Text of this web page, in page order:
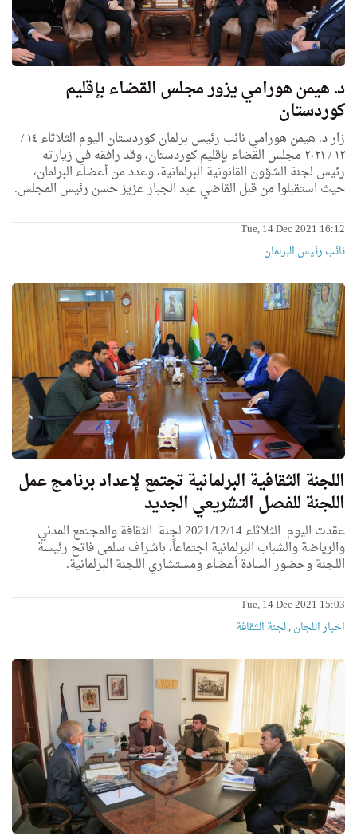
د. هيمن هورامي يزور مجلس القضاء بإقليم
كوردستان
زار د. هيمن هورامي نائب رئيس برلمان كوردستان اليوم الثلاثاء ١٤ /
١٢ / ٢٠٢١ مجلس القضاء بإقليم كوردستان، وقد رافقه في زيارته
رئيس لجنة الشؤون القانونية البرلمانية، وعدد من أعضاء البرلمان،
حيث استقبلوا من قبل القاضي عبد الجبار عزيز حسن رئيس المجلس.
Tue, 14 Dec 2021 16:12
نائب رئیس البرلمان
اللجنة الثقافية البرلمانية تجتمع لإعداد برنامج عمل
اللجنة للفصل التشريعي الجديد
عقدت اليوم الثلاثاء 2021/12/14 لجنة الثقافة والمجتمع المدني
والرياضة والشباب البرلمانية اجتماعاً، باشراف سلمى فاتح رئيسة
اللجنة وحضور السادة أعضاء ومستشاري اللجنة البرلمانية.
Tue, 14 Dec 2021 15:03
اخبار اللجان,لجنة الثقافة